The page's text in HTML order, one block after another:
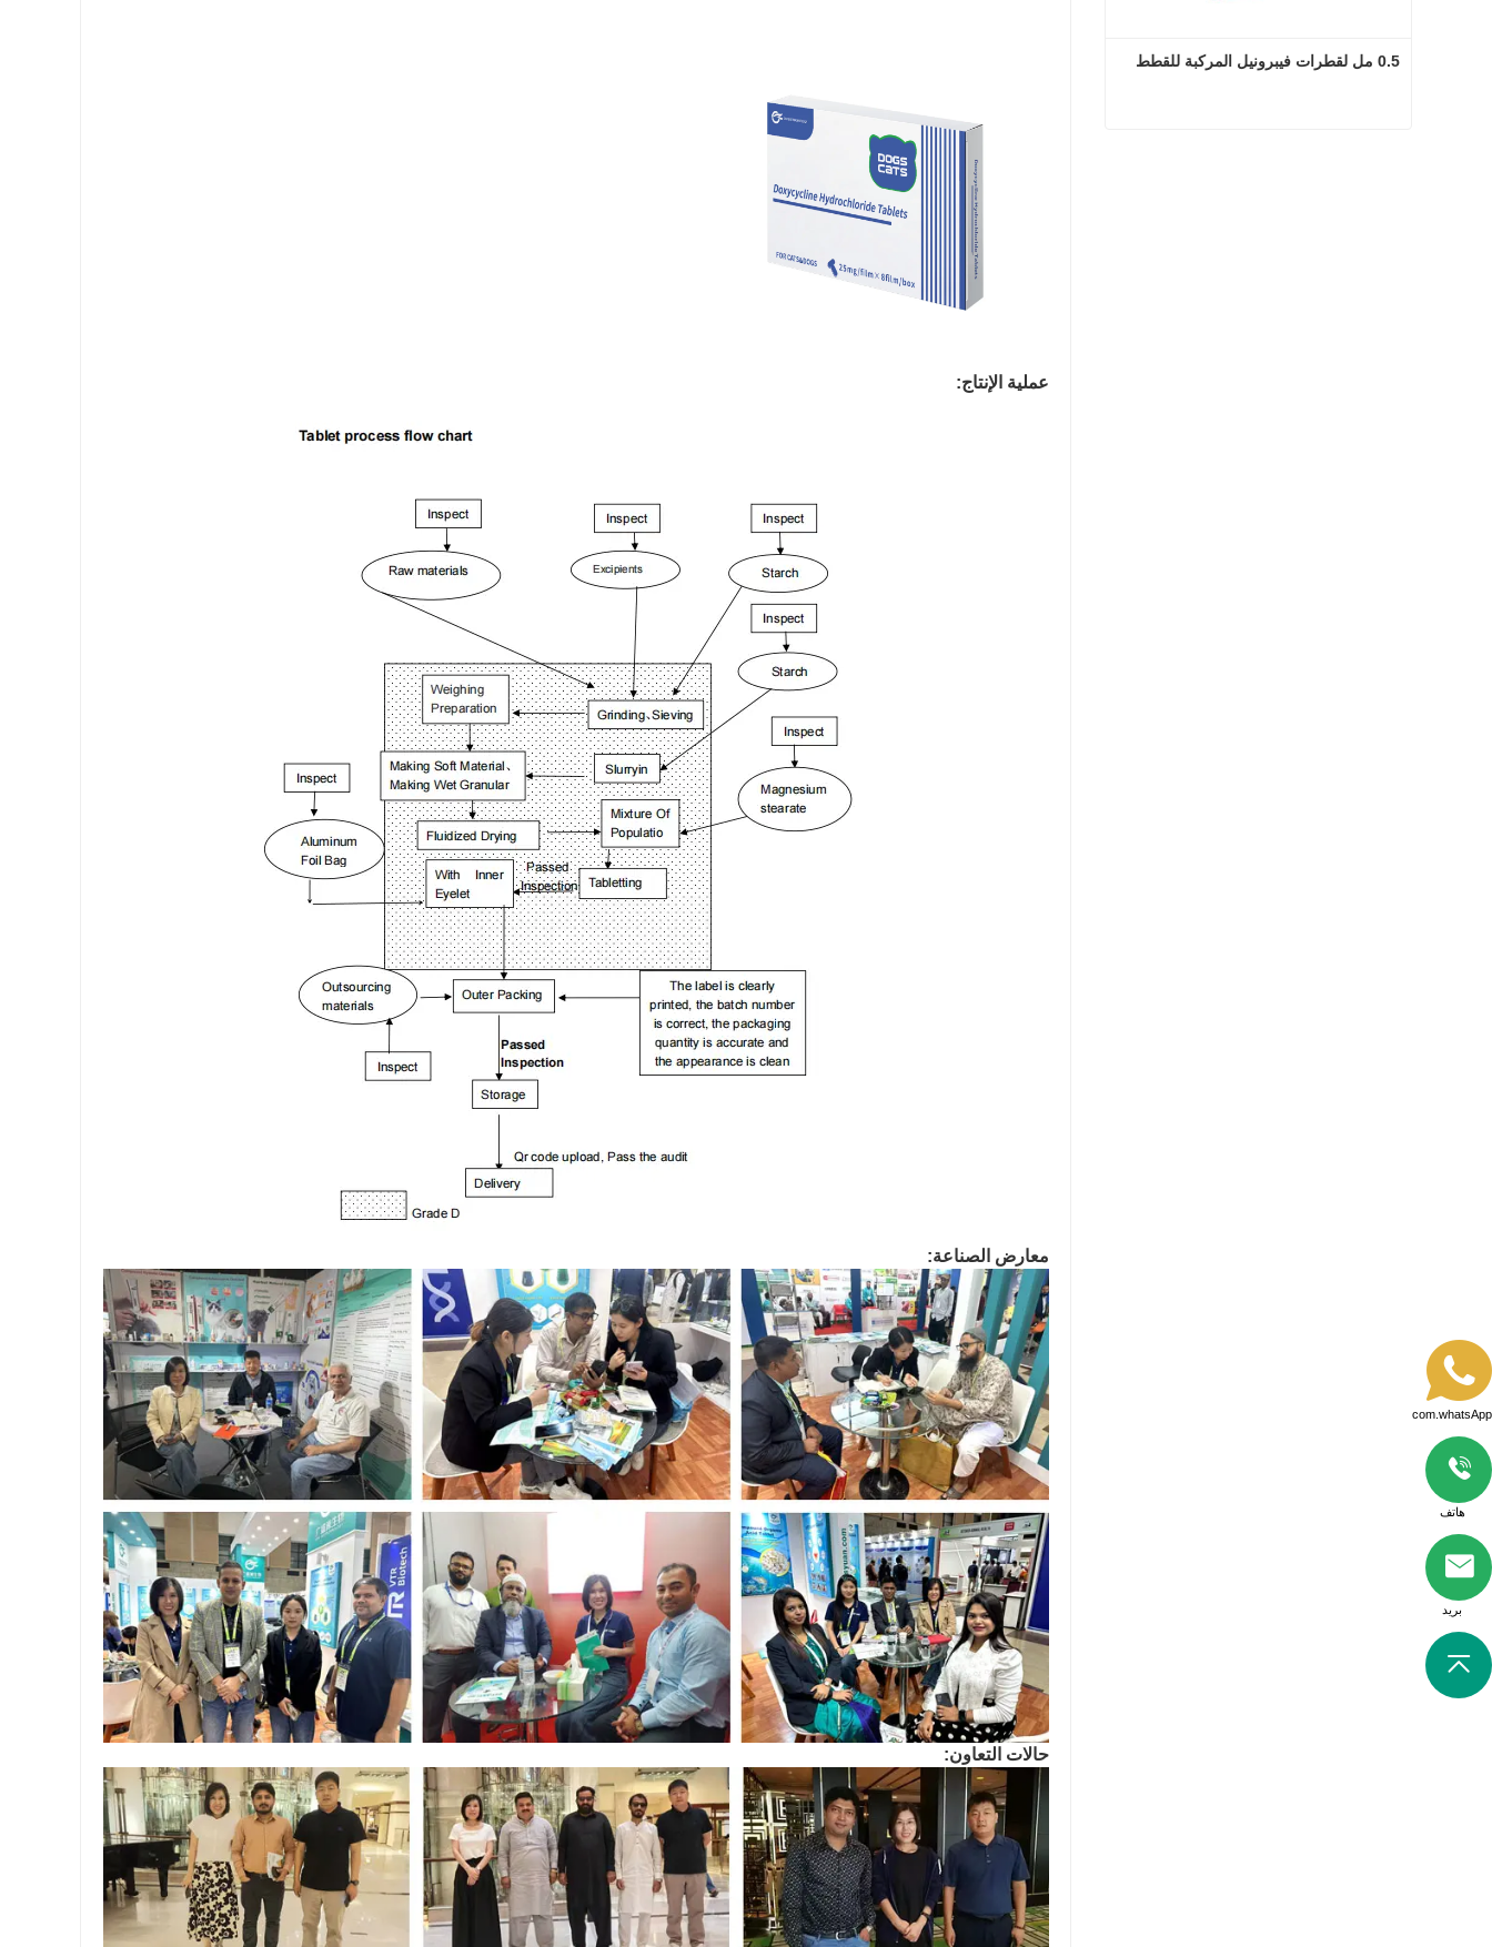
عملية الإنتاج:
معارض الصناعة:
حالات التعاون:
0.5 مل لقطرات فيبرونيل المركبة للقطط
com.whatsApp
هاتف
بريد